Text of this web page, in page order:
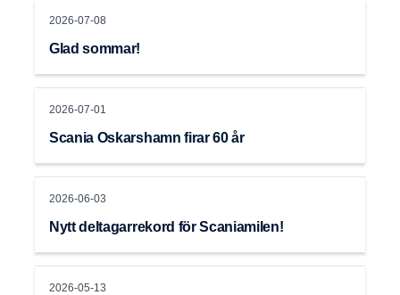
2026-07-08
Glad sommar!
2026-07-01
Scania Oskarshamn firar 60 år
2026-06-03
Nytt deltagarrekord för Scaniamilen!
2026-05-13